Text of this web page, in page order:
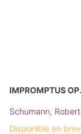
IMPROMPTUS
Schumann,
Disponible en